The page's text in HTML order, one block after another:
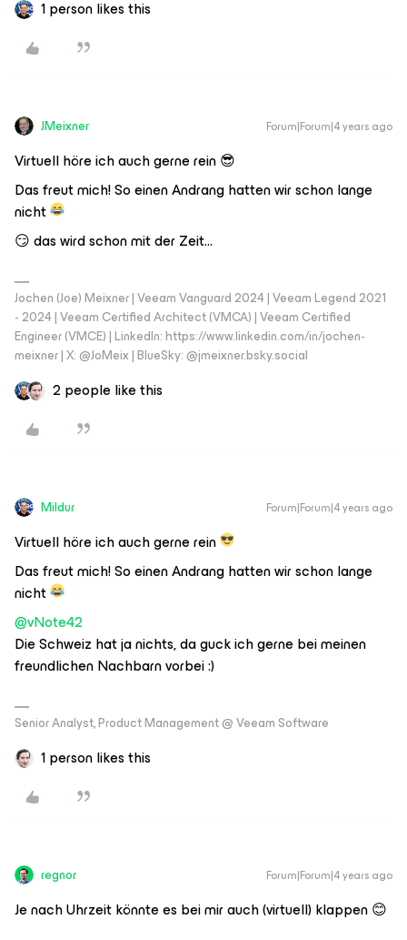
1 person likes this
JMeixner Forum|Forum|4 years ago
Virtuell höre ich auch gerne rein 😎
Das freut mich! So einen Andrang hatten wir schon lange
nicht
😏 das wird schon mit der Zeit...
Jochen (Joe) Meixner | Veeam Vanguard 2024 | Veeam Legend 2021
- 2024 | Veeam Certified Architect (VMCA) | Veeam Certified
Engineer (VMCE) | LinkedIn: https://www.linkedin.com/in/jochen-
meixner | X: @JoMeix | BlueSky: @jmeixner.bsky.social
2 people like this
Mildur Forum|Forum|4 years ago
Virtuell höre ich auch gerne rein
Das freut mich! So einen Andrang hatten wir schon lange
nicht
@vNote42
Die Schweiz hat ja nichts, da guck ich gerne bei meinen
freundlichen Nachbarn vorbei :)
Senior Analyst, Product Management @ Veeam Software
1 person likes this
regnor Forum|Forum|4 years ago
Je nach Uhrzeit könnte es bei mir auch (virtuell) klappen 😊